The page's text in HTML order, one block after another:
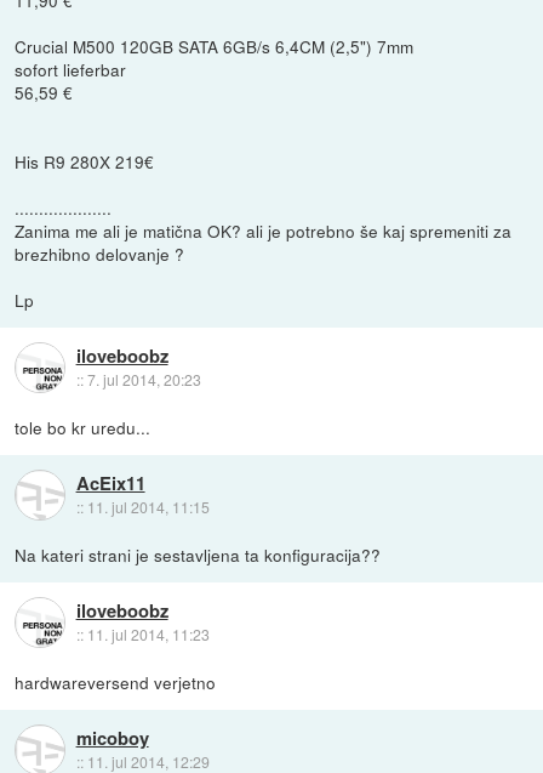
Crucial M500 120GB SATA 6GB/s 6,4CM (2,5") 7mm
sofort lieferbar
56,59 €
His R9 280X 219€
....................
Zanima me ali je matična OK? ali je potrebno še kaj spremeniti za
brezhibno delovanje ?
Lp
iloveboobz
::7. jul 2014, 20:23
tole bo kr uredu...
AcEix11
:: 11. jul 2014, 11:15
Na kateri strani je sestavljena ta konfiguracija??
iloveboobz
:: 11. jul 2014, 11:23
hardwareversend verjetno
micoboy
:: 11. jul 2014, 12:29